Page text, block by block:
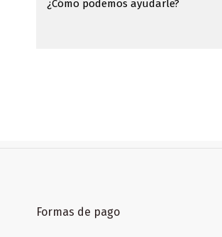
Formas de pago